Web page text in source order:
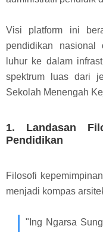
Visi platform ini
pendidikan nasional
luhur ke dalam
spektrum luas dari
Sekolah Menengah
1. Landasan
Pendidikan
Filosofi
menjadi kompas
"Ing Ngarsa